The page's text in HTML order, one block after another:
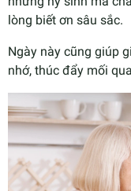
lòng biết ơn sâu sắc.
Ngày này cũng giúp
nhớ, thúc đẩy mối